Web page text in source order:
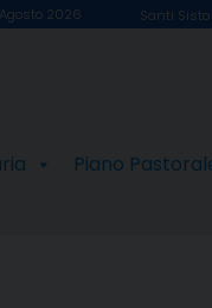
2026 Santi
Piano